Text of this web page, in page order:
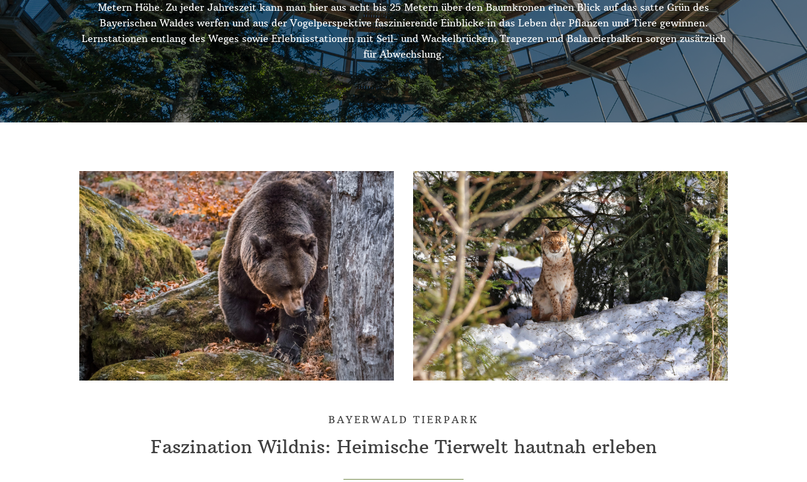
Metern Höhe. Zu jeder Jahreszeit kann man hier aus acht bis 25 Metern über den Baumkronen einen Blick auf das satte Grün des
Bayerischen Waldes werfen und aus der Vogelperspektive faszinierende Einblicke in das Leben der Pflanzen und Tiere gewinnen.
Lernstationen entlang des Weges sowie Erlebnisstationen mit Seil- und Wackelbrücken, Trapezen und Balancierbalken sorgen zusätzlich
für Abwechslung.
BAYERWALD TIERPARK
Faszination Wildnis: Heimische Tierwelt hautnah erleben